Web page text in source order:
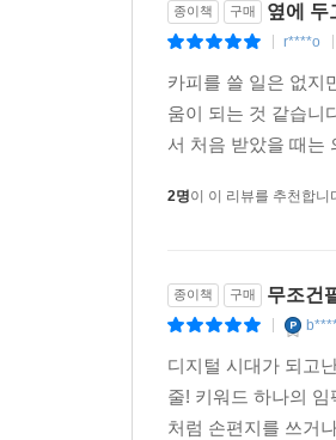
종이책 구매 옆에 두
r****o
카피를 쓸 일은 없지
움이 되는 것 같습니
서 처음 받았을 때는
2명이 이 리뷰를 추천합니
종이책 구매 무조건
디지털 시대가 되고
줄! 키워드 하나의
처럼 손편지를 쓰거